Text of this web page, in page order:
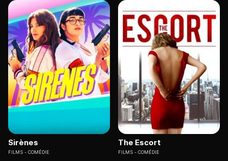
Sirènes
FILMS COMÉDIE
The Escort
FILMS COMÉDIE